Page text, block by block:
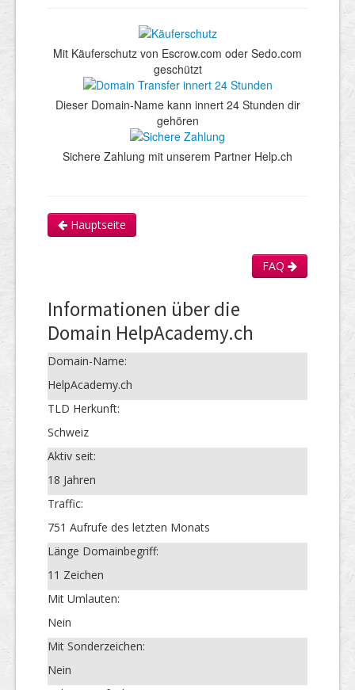
Mit Käuferschutz von Escrow.com oder Sedo.com
geschützt
Dieser Domain-Name kann innert 24 Stunden dir
gehören
Sichere Zahlung mit unserem Partner Help.ch
Hauptseite
FAQ
Informationen über die
Domain HelpAcademy.ch
Domain-Name:
HelpAcademy.ch
TLD Herkunft:
Schweiz
Aktiv seit:
18 Jahren
Traffic:
751 Aufrufe des letzten Monats
Länge Domainbegriff:
11 Zeichen
Mit Umlauten:
Nein
Mit Sonderzeichen:
Nein